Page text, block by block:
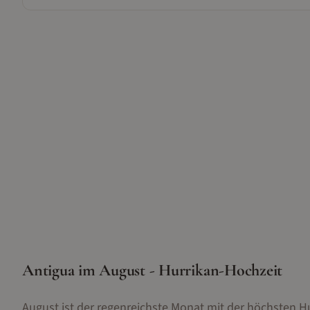
Antigua im August - Hurrikan-Hochzeit